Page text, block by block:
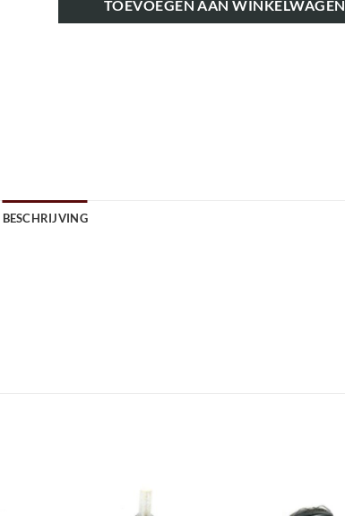
TOEVOEGEN AAN WINKELWAGEN
BESCHRIJVING